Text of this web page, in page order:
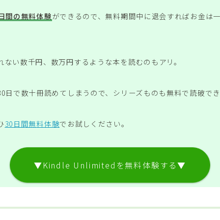
間の無料体験ができるので、無料期間中に退会すればお金は
ない数千円、数万円するような本を読むのもアリ。
日で数十冊読めてしまうので、シリーズものも無料で読破でき
30日間無料体験でお試しください。
▼Kindle Unlimitedを無料体験する▼